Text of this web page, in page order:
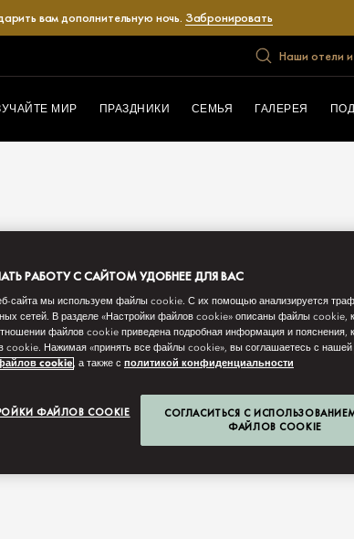
вам дополнительную ночь. Забронировать
Наши отели
МИР ПРАЗДНИКИ СЕМЬЯ ГАЛЕРЕЯ
РАБОТУ С САЙТОМ УДОБНЕЕ ДЛЯ ВАС
сайта мы используем файлы cookie. С их помощью анализируется
сетей. В разделе «Настройки файлов cookie» описаны файлы cookie,
файлов cookie приведена подробная информация и пояснения,
cookie. Нажимая «принять все файлы cookie», вы соглашаетесь с нашей
cookie, а также с политикой конфиденциальности
ФАЙЛОВ COOKIE
СОГЛАСИТЬСЯ С
ФАЙЛОВ COOKIE